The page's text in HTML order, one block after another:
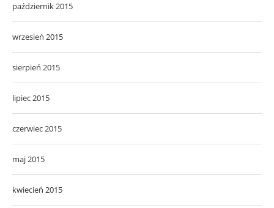
październik 2015
wrzesień 2015
sierpień 2015
lipiec 2015
czerwiec 2015
maj 2015
kwiecień 2015